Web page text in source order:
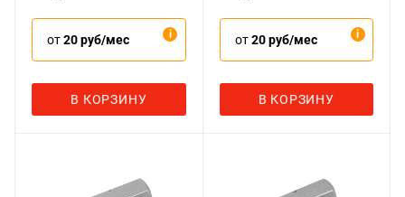
от20 руб/мес
В КОРЗИНУ
от20 руб/мес
В КОРЗИНУ